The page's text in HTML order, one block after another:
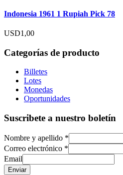
Indonesia 1961 1 Rupiah Pick 78
USD1,00
Categorías de producto
Billetes
Lotes
Monedas
Oportunidades
Suscribete a nuestro boletín
Nombre y apellido *
Correo electrónico *
Email
Enviar